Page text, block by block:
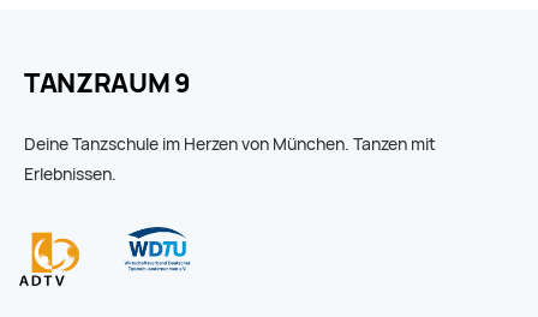
TANZRAUM 9
Deine Tanzschule im Herzen von München. Tanzen mit
Erlebnissen.